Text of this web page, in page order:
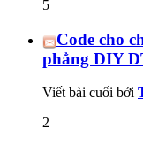
5
Code cho
phẳng DIY
Viết bài cuối bởi
2